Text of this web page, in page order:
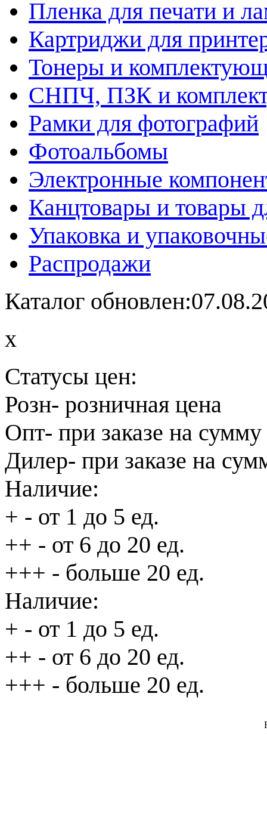
Пленка для печати и
Картриджи для
Тонеры и
СНПЧ, ПЗК и
Рамки для фотографий
Фотоальбомы
Электронные
Канцтовары и товары
Упаковка и
Распродажи
Каталог
x
Статусы цен:
Розн- розничная цена
Опт- при заказе на
Дилер- при заказе на
Наличие:
+ - от 1 до 5 ед.
++ - от 6 до 20 ед.
+++ - больше 20 ед.
Наличие:
+ - от 1 до 5 ед.
++ - от 6 до 20 ед.
+++ - больше 20 ед.